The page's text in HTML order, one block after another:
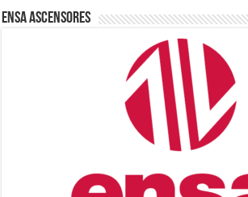
ENSA Ascensores